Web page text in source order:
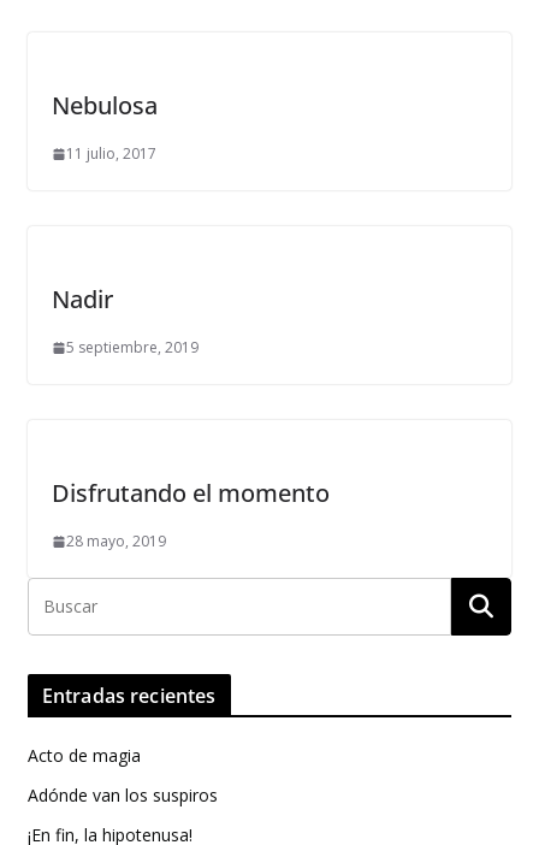
Nebulosa
11 julio, 2017
Nadir
5 septiembre, 2019
Disfrutando el momento
28 mayo, 2019
Entradas recientes
Acto de magia
Adónde van los suspiros
¡En fin, la hipotenusa!